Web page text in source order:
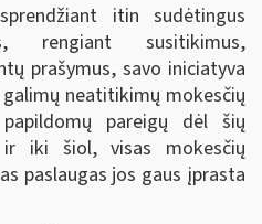
itin sudėtingus
rengiant susitikimus,
prašymus, savo iniciatyva
neatitikimų mokesčių
pareigų dėl šių
iki šiol, visas mokesčių
paslaugas jos gaus įprasta